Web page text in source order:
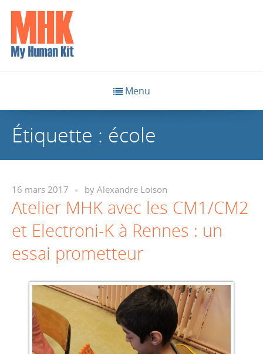
Menu
Étiquette : école
16 mars 2017 by Alexandre Loison
Atelier MHK avec les CM1/CM2
et Electroni-K à Rennes : un
essai prometteur